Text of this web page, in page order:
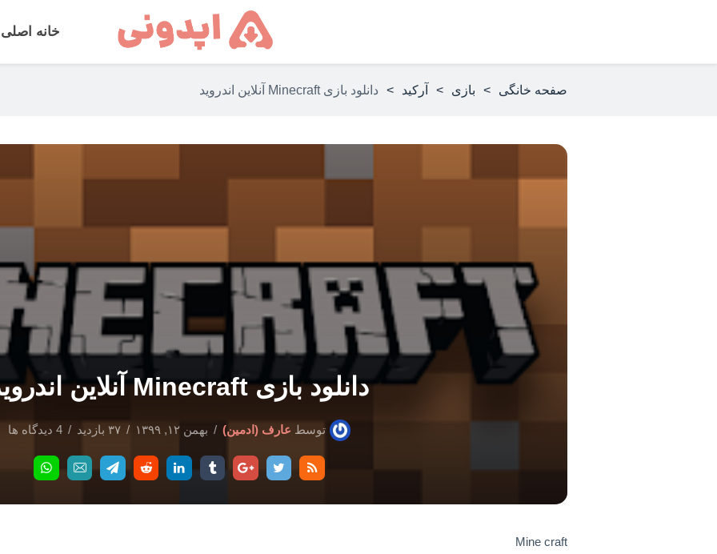
خانه اصلی
صفحه خانگی > بازی > آرکید > دانلود بازی Minecraft آنلاین اندروید
دانلود بازی Minecraft آنلاین اندروید
توسط عارف (ادمین) بهمن ۱۲, ۱۳۹۹ ۳۷ بازدید 4 دیدگاه ها
Mine craft